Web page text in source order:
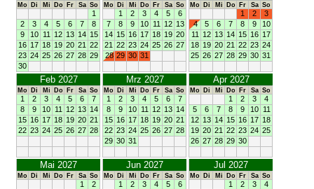
Mo Di Mi Do Fr Sa So
1
2
3 4 5 6 7
8
9
10 11 12 13 14 15
16 17 18 19 20 21 22
23 24 25 26 27 28 29
30
Mo Di Mi Do Fr Sa So
1 2 3 4 5
6
7
8 9 10 11 12 13
14 15 16 17 18 19 20
21 22 23 24 25 26 27
28 29 30 31
Mo Di Mi Do Fr Sa So
1 2
3
4
5 6 7 8 9
10
11
12 13 14 15 16 17
18 19 20 21 22 23 24
25 26 27 28 29 30 31
Feb 2027
Mo Di Mi Do Fr Sa So
1 2 3 4 5 6
7
8
9 10 11 12 13 14
15 16 17 18 19 20 21
22 23 24 25 26 27 28
Mrz 2027
Mo Di Mi Do Fr Sa So
1 2 3 4 5 6
7
8
9 10 11 12 13 14
15 16 17 18 19 20 21
22 23 24 25 26 27 28
29 30 31
Apr 2027
Mo Di Mi Do Fr Sa So
1 2 3
4
5
6 7 8 9 10 11
12 13 14 15 16 17 18
19 20 21 22 23 24 25
26 27 28 29 30
Mai 2027
Mo Di Mi Do Fr Sa So
1
2
Jun 2027
Mo Di Mi Do Fr Sa So
1 2 3 4 5
6
Jul 2027
Mo Di Mi Do Fr Sa So
1 2 3
4